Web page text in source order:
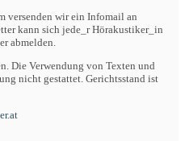
versenden wir ein Infomail an
kann sich jede_r Hörakustiker_in
abmelden.
Die Verwendung von Texten und
nicht gestattet. Gerichtsstand ist